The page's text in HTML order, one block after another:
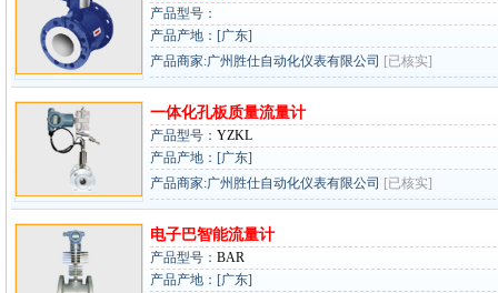
产品型号：
产品产地：[广东]
产品商家:广州胜仕自动化仪表有限公司 [已核实]
一体化孔板质量流量计
产品型号： YZKL
产品产地：[广东]
产品商家:广州胜仕自动化仪表有限公司 [已核实]
电子巴智能流量计
产品型号： BAR
产品产地：[广东]